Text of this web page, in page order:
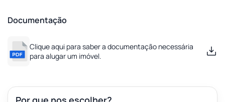
Documentação
Clique aqui para saber a documentação necessária
para alugar um imóvel.